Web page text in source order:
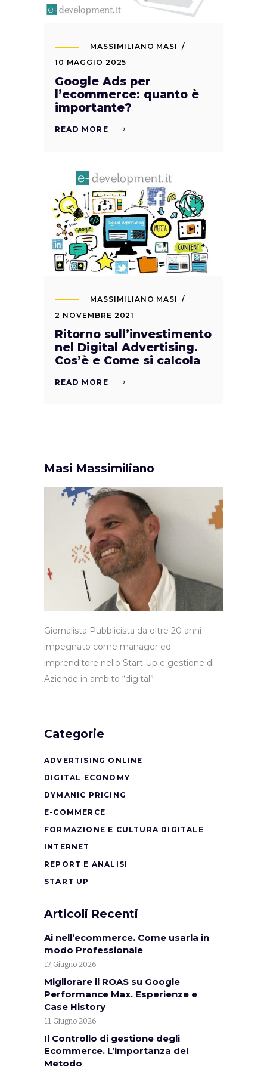
MASSIMILIANO MASI
10 MAGGIO 2025
Google Ads per
l’ecommerce: quanto è
importante?
READ MORE
MASSIMILIANO MASI
2 NOVEMBRE 2021
Ritorno sull’investimento
nel Digital Advertising.
Cos’è e Come si calcola
READ MORE
Masi Massimiliano
Giornalista Pubblicista da oltre 20 anni
impegnato come manager ed
imprenditore nello Start Up e gestione di
Aziende in ambito “digital”
Categorie
ADVERTISING ONLINE
DIGITAL ECONOMY
DYMANIC PRICING
E-COMMERCE
FORMAZIONE E CULTURA DIGITALE
INTERNET
REPORT E ANALISI
START UP
Articoli Recenti
Ai nell’ecommerce. Come usarla in
modo Professionale
17 Giugno 2026
Migliorare il ROAS su Google
Performance Max. Esperienze e
Case History
11 Giugno 2026
Il Controllo di gestione degli
Ecommerce. L’importanza del
Metodo